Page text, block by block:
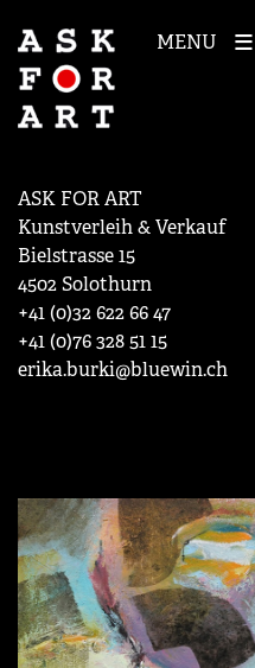
MENU
ASK FOR ART
Kunstverleih & Verkauf
Bielstrasse 15
4502 Solothurn
+41 (0)32 622 66 47
+41 (0)76 328 51 15
erika.burki@bluewin.ch